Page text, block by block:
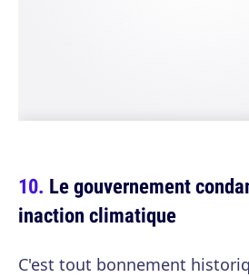
Le gouvernement
inaction climatique
C'est tout bonnement